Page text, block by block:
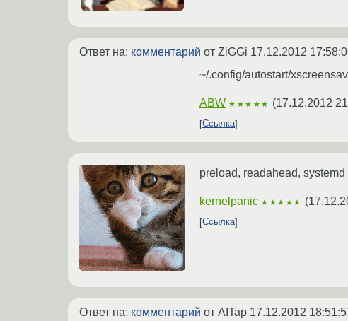
Ответ на: комментарий от ZiGGi 17.12.2012
~/.config/autostart/
ABW ★★★★★ (17.12.2012
Ссылка
preload, readahead, systemd
kernelpanic ★★★★★ (
Ссылка
Ответ на: комментарий от AITap 17.12.2012